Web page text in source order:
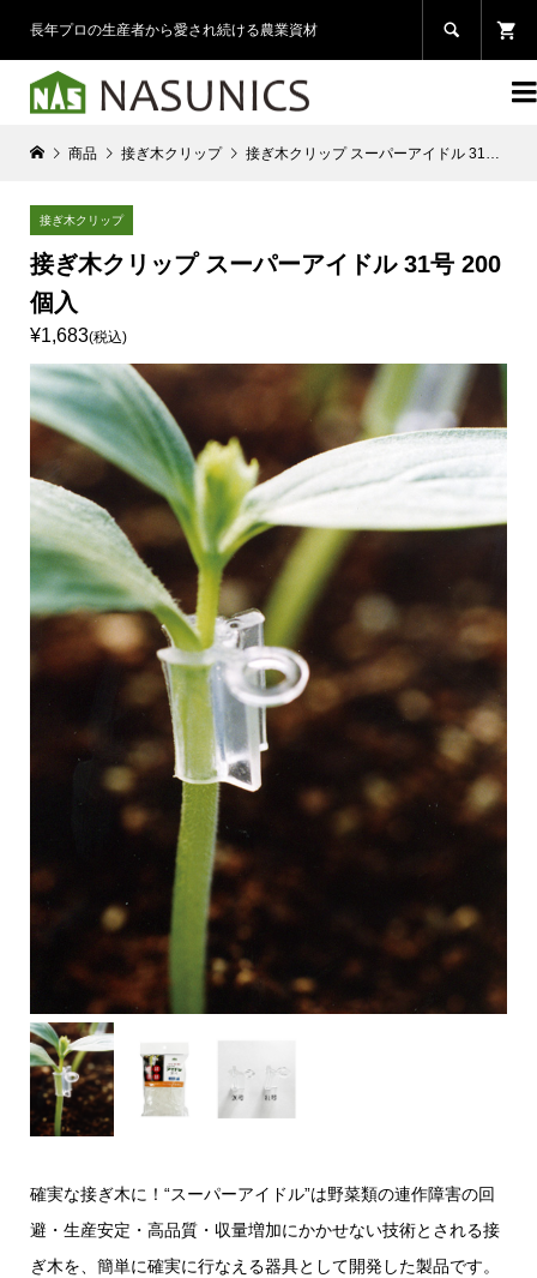
長年プロの生産者から愛され続ける農業資材 

商品 接ぎ木クリップ 接ぎ木クリップ スーパーアイドル 31号 200個入
接ぎ木クリップ
接ぎ木クリップ スーパーアイドル 31号 200
個入
¥1,683(税込)
確実な接ぎ木に！“スーパーアイドル”は野菜類の連作障害の回
避・生産安定・高品質・収量増加にかかせない技術とされる接
ぎ木を、簡単に確実に行なえる器具として開発した製品です。